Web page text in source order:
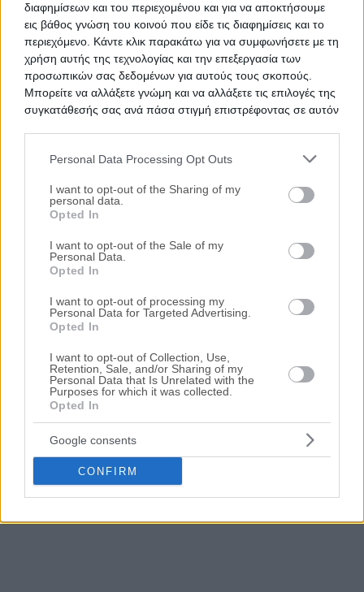
διαφημίσεων και του περιεχομένου και για να αποκτήσουμε
εις βάθος γνώση του κοινού που είδε τις διαφημίσεις και το
περιεχόμενο. Κάντε κλικ παρακάτω για να συμφωνήσετε με τη
χρήση αυτής της τεχνολογίας και την επεξεργασία των
προσωπικών σας δεδομένων για αυτούς τους σκοπούς.
Μπορείτε να αλλάξετε γνώμη και να αλλάξετε τις επιλογές της
συγκατάθεσής σας ανά πάσα στιγμή επιστρέφοντας σε αυτόν
services and may gather and store information including but
not limited to your visit or usage behaviour. You may click to
grant or deny consent to Google and its third-party tags to
use your data for below specified purposes in below Google
consent section.
Personal Data Processing Opt Outs
I want to opt-out of the Sharing of my
personal data.
Opted In
I want to opt-out of the Sale of my
Personal Data.
Opted In
I want to opt-out of processing my
Personal Data for Targeted Advertising.
Opted In
I want to opt-out of Collection, Use,
Retention, Sale, and/or Sharing of my
Personal Data that Is Unrelated with the
Purposes for which it was collected.
Opted In
Google consents
CONFIRM
Διαμέρισμα 107 τ.μ.
Νικολάου Ευαγγελά 11, Αλεξάνδρεια,
Νομός Ημαθίας
Πρώτη Προσφορά:65.000€
Διαμέρισμα 103 τ.μ.
Διαμέρισμα 95 τ.μ.
Πρώτη Προσφορά:
Τιμές πώλησης/ενοικίασης κατοικιών στην
τοπική αγορά
Τα πάντα για τους πλειστηριασμούς
Γενικές πληροφορίες
για τους πλειστηριασμούς
Οδηγός συμμετοχής
σε πλειστηριασμό